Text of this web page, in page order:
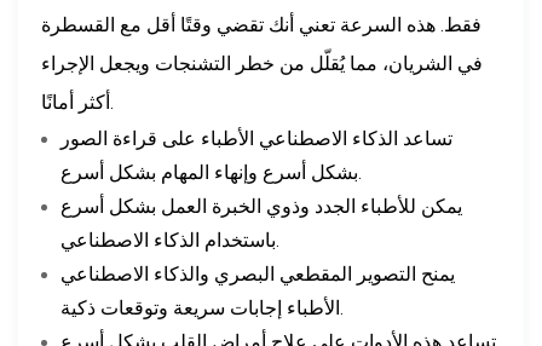
فقط. هذه السرعة تعني أنك تقضي وقتًا أقل مع القسطرة
في الشريان، مما يُقلّل من خطر التشنجات ويجعل الإجراء
تساعد الذكاء الاصطناعي الأطباء على قراءة الصور
يمكن للأطباء الجدد وذوي الخبرة العمل بشكل أسرع
يمنح التصوير المقطعي البصري والذكاء الاصطناعي
تساعد هذه الأدوات على علاج أمراض القلب بشكل أسرع